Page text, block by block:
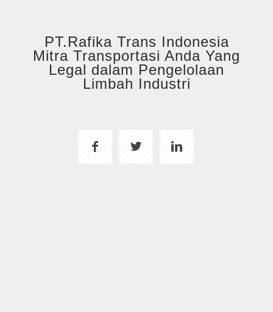
PT.Rafika Trans Indonesia
Mitra Transportasi Anda Yang
Legal dalam Pengelolaan
Limbah Industri